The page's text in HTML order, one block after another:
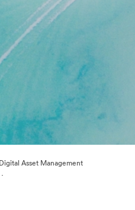
Asset Management
·